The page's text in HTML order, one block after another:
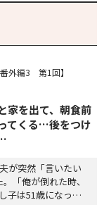
ん。…
番外編3 第1回】
家を出て、朝食前
てくる…後をつけ
が突然「言いたい
「俺が倒れた時、
子は51歳になっ